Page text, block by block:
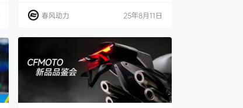
春风动力 25年8月11日